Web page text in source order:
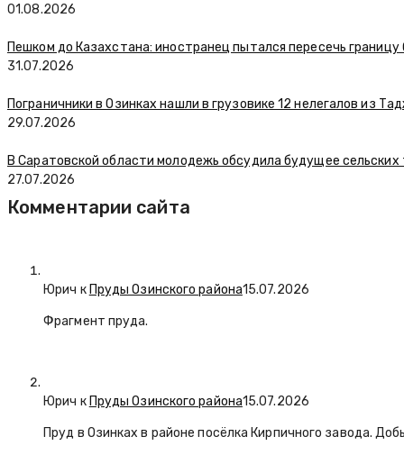
01.08.2026
Пешком до Казахстана: иностранец пытался пересечь
31.07.2026
Пограничники в Озинках нашли в грузовике 12 нелегалов из
29.07.2026
В Саратовской области молодежь обсудила будущее сельских
27.07.2026
Комментарии сайта
Юрич кПруды Озинского района15.07.2026
Фрагмент пруда.
Юрич кПруды Озинского района15.07.2026
Пруд в Озинках в районе посёлка Кирпичного завода.